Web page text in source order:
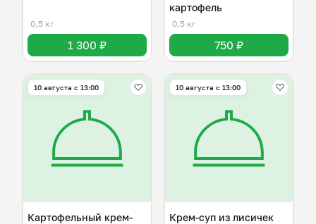
0,5 кг
1 300 ₽
картофель
0,5 кг
750 ₽
10 августа с 13:00
Картофельный крем-
10 августа с 13:00
Крем-суп из лисичек